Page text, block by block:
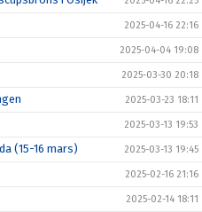
2025-04-16 22:16
2025-04-04 19:08
2025-03-30 20:18
2025-03-23 18:11
2025-03-13 19:53
(15-16 mars) 2025-03-13 19:45
2025-02-16 21:16
2025-02-14 18:11